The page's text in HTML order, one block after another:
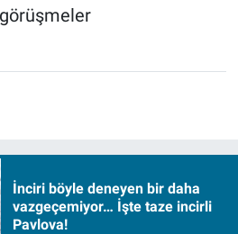
İnciri böyle deneyen bir daha
vazgeçemiyor… İşte taze incirli
Pavlova!